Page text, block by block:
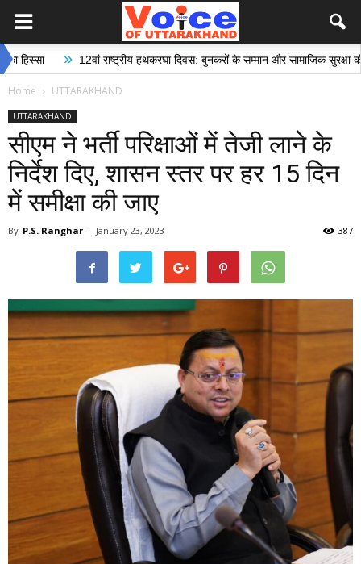
» 12वां राष्ट्रीय हथकरघा दिवस: बुनकरों के सम्मान और सामाजिक सुरक्षा की दिशा में
Home UTTARAKHAND
UTTARAKHAND
सीएम ने भर्ती परिक्षाओं में तेजी लाने के
निर्देश दिए, शासन स्तर पर हर 15 दिन
में समीक्षा की जाए
By P.S. Ranghar - January 23, 2023 387